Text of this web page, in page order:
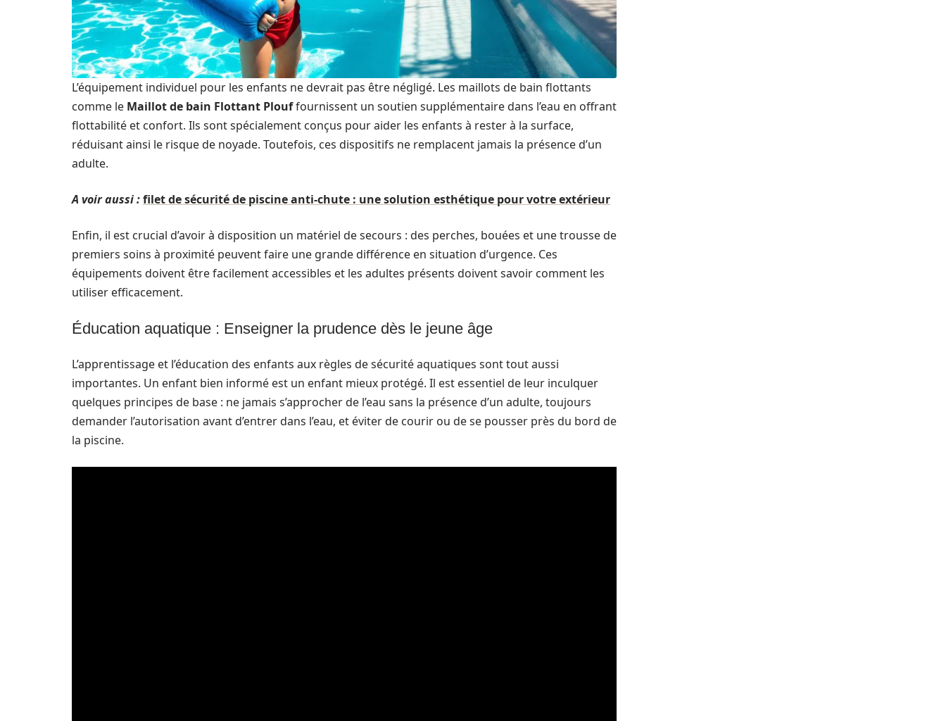
L’équipement individuel pour les enfants ne devrait pas être négligé. Les maillots de bain flottants
comme le Maillot de bain Flottant Plouffournissent un soutien supplémentaire dans l’eau en offrant
flottabilité et confort. Ils sont spécialement conçus pour aider les enfants à rester à la surface,
réduisant ainsi le risque de noyade. Toutefois, ces dispositifs ne remplacent jamais la présence d’un
adulte.
A voir aussi :filet de sécurité de piscine anti-chute : une solution esthétique pour votre extérieur
Enfin, il est crucial d’avoir à disposition un matériel de secours : des perches, bouées et une trousse de
premiers soins à proximité peuvent faire une grande différence en situation d’urgence. Ces
équipements doivent être facilement accessibles et les adultes présents doivent savoir comment les
utiliser efficacement.
Éducation aquatique : Enseigner la prudence dès le jeune âge
L’apprentissage et l’éducation des enfants aux règles de sécurité aquatiques sont tout aussi
importantes. Un enfant bien informé est un enfant mieux protégé. Il est essentiel de leur inculquer
quelques principes de base : ne jamais s’approcher de l’eau sans la présence d’un adulte, toujours
demander l’autorisation avant d’entrer dans l’eau, et éviter de courir ou de se pousser près du bord de
la piscine.